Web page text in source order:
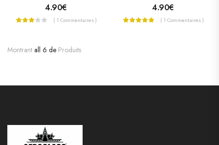
4.90€
( 1 Commentaires )
4.90€
( 1 Commentaires )
Montrant all 6 de Produits